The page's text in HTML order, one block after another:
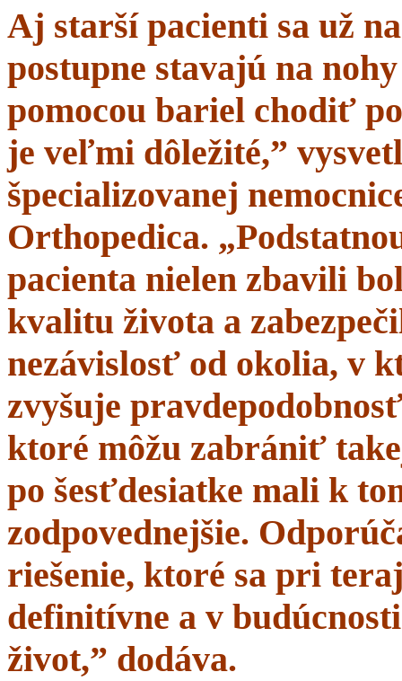
Aj starší pacienti sa už
postupne stavajú na
pomocou bariel chodiť
je veľmi dôležité,”
špecializovanej
Orthopedica.
pacienta nielen zbavili
kvalitu života a
nezávislosť od okolia, v
zvyšuje
ktoré môžu zabrániť
po šesťdesiatke mali k
zodpovednejšie.
riešenie, ktoré sa pri
definitívne a v
život,” dodáva.